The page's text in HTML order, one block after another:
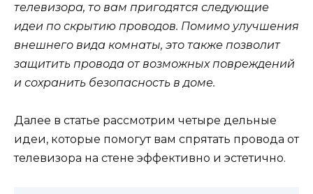
телевизора, то вам пригодятся следующие
идеи по скрытию проводов. Помимо улучшения
внешнего вида комнаты, это также позволит
защитить провода от возможных повреждений
и сохранить безопасность в доме.
Далее в статье рассмотрим четыре дельные
идеи, которые помогут вам спрятать провода от
телевизора на стене эффективно и эстетично.